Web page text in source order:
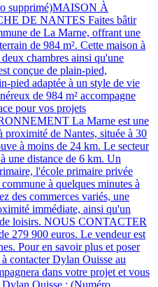
supprimé)MAISON À
DE NANTES Faites bâtir
de La Marne, offrant une
de 984 m². Cette maison à
chambres ainsi qu'une
conçue de plain-pied,
pied adaptée à un style de vie
de 984 m² accompagne
pour vos projets
La Marne est une
proximité de Nantes, située à 30
à moins de 24 km. Le secteur
une distance de 6 km. Un
l'école primaire privée
à quelques minutes à
des commerces variés, une
immédiate, ainsi qu'un
loisirs. NOUS CONTACTER
279 900 euros. Le vendeur est
Pour en savoir plus et poser
contacter Dylan Ouisse au
dans votre projet et vous
Dylan Ouisse : (Numéro